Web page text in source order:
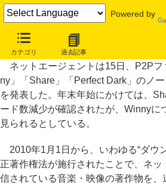
Powered by
カテゴリ 過去記事
ダウンロード違法化後、Shareノード数は
ネットエージェントは15日、P2Pフ
ny」「Share」「Perfect Dark」のノ
を発表した。年末年始にかけては、
ード数減少が確認されたが、Winnyに
見られるとしている。
2010年1月1日から、いわゆる“ダウ
正著作権法が施行されたことで、ネ
信されている音楽・映像の著作物を